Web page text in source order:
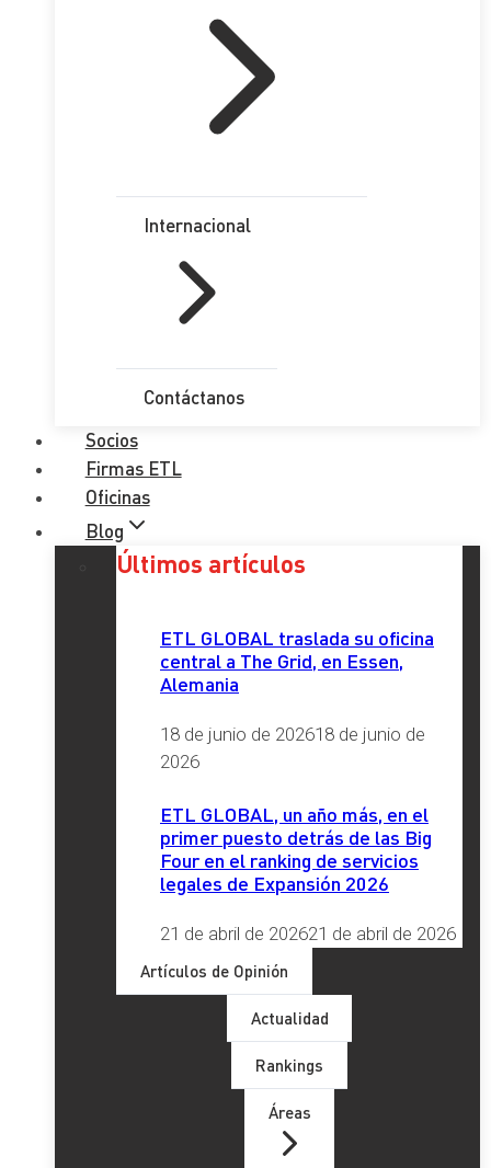
Internacional
Contáctanos
Socios
Firmas ETL
Oficinas
Blog
Últimos artículos
ETL GLOBAL traslada su oficina
central a The Grid, en Essen,
Alemania
18 de junio de 202618 de junio de
2026
ETL GLOBAL, un año más, en el
primer puesto detrás de las Big
Four en el ranking de servicios
legales de Expansión 2026
21 de abril de 202621 de abril de 2026
Artículos de Opinión
Actualidad
Rankings
Áreas